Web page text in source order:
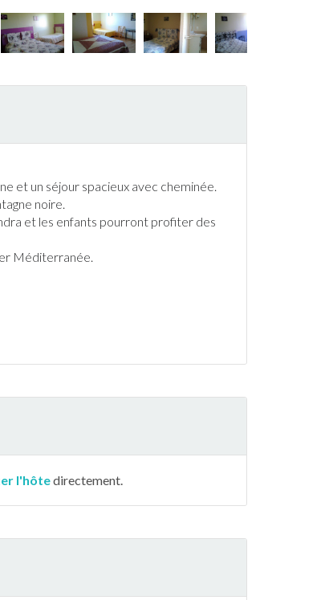
et un séjour spacieux avec cheminée.
noire.
et les enfants pourront profiter des
Méditerranée.
l'hôtedirectement.